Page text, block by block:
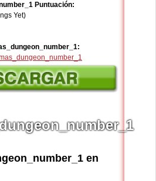
Puntuación:
Yet)
en